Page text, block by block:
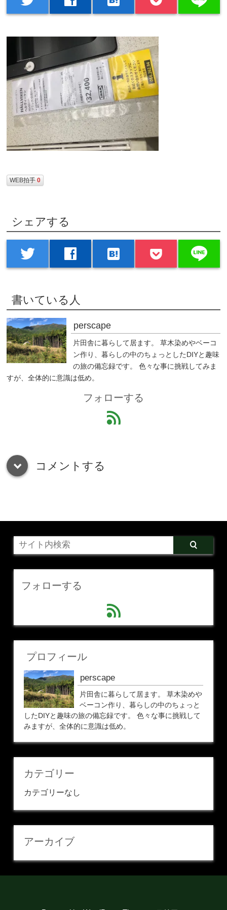
WEB拍手0
シェアする
twitter facebook hatenabookmark line
書いている人
perscape
片田舎に暮らして居ます。 草木染めやベーコ
ン作り、暮らしの中のちょっとしたDIYと趣味
の旅の備忘録です。 色々な事に挑戦してみま
すが、全体的に意識は低め。
フォローする
feed
down コメントする
フォローする
feed
プロフィール
perscape
片田舎に暮らして居ます。 草木染めや
ベーコン作り、暮らしの中のちょっと
したDIYと趣味の旅の備忘録です。 色々な事に挑戦して
みますが、全体的に意識は低め。
カテゴリー
カテゴリーなし
アーカイブ